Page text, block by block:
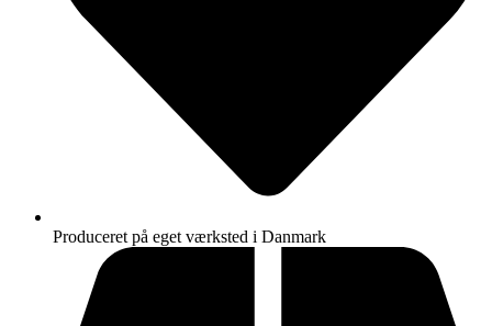
Produceret på eget værksted i Danmark